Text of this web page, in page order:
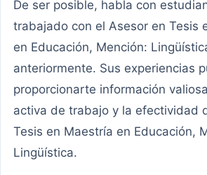
De ser posible, habla con
trabajado con el Asesor en Tesis
en Educación, Mención:
anteriormente. Sus experiencias
proporcionarte información
activa de trabajo y la efectividad
Tesis en Maestría en Educación,
Lingüística.